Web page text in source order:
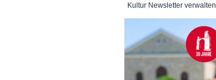
Kultur Newsletter verwalten